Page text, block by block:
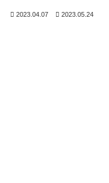
2023.04.07 2023.05.24